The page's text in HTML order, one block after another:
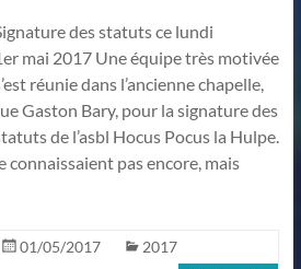
des statuts ce lundi
mai 2017 Une équipe très motivée
réunie dans l’ancienne chapelle,
Gaston Bary, pour la signature des
de l’asbl Hocus Pocus la Hulpe.
connaissaient pas encore, mais
01/05/2017
2017